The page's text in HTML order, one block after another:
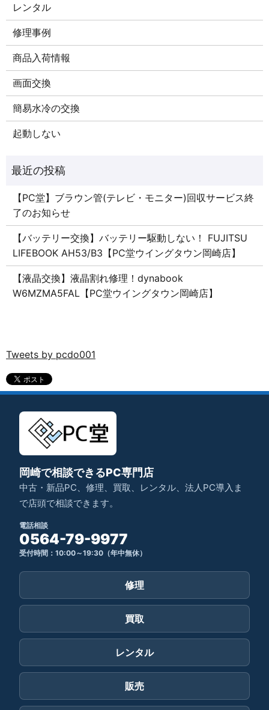
レンタル
修理事例
商品入荷情報
画面交換
簡易水冷の交換
起動しない
【PC堂】ブラウン管(テレビ・モニター)回収サービス終
了のお知らせ
【バッテリー交換】バッテリー駆動しない！ FUJITSU
LIFEBOOK AH53/B3【PC堂ウイングタウン岡崎店】
【液晶交換】液晶割れ修理！dynabook
W6MZMA5FAL【PC堂ウイングタウン岡崎店】
Tweets by pcdo001
岡崎で相談できるPC専門店
中古・新品PC、修理、買取、レンタル、法人PC導入ま
で店頭で相談できます。
電話相談
0564-79-9977
受付時間：10:00～19:30（年中無休）
修理
買取
レンタル
販売